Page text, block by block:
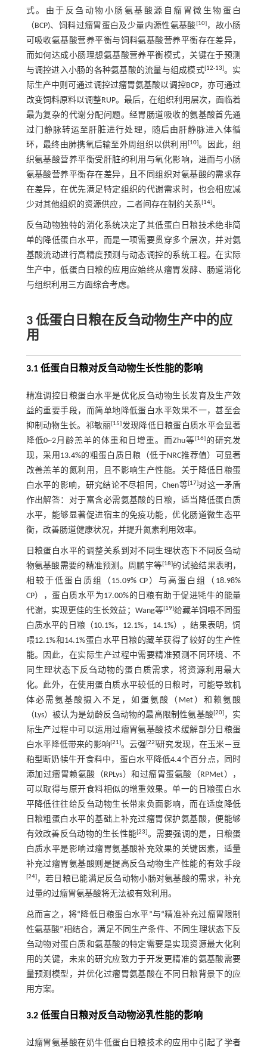
式。由于反刍动物小肠氨基酸源自瘤胃微生物蛋白
（BCP)、饲料过瘤胃蛋白及少量内源性氨基酸[10]，故小肠
可吸收氨基酸营养平衡与饲料氨基酸营养平衡存在差异，
而如何达成小肠理想氨基酸营养平衡模式，关键在于预测
与调控进入小肠的各种氨基酸的流量与组成模式[12-13]。实
际生产中则可通过调控过瘤胃氨基酸以调控BCP，亦可通过
改变饲料原料以调整RUP。最后，在组织利用层次，面临着
最为复杂的代谢分配问题。经胃肠道吸收的氨基酸首先通
过门静脉转运至肝脏进行处理，随后由肝静脉进入体循
环，最终由肺携氧后输至外周组织以供利用 [10]。因此，组
织氨基酸营养平衡受肝脏的利用与氧化影响，进而与小肠
氨基酸营养平衡存在差异，且不同组织对氨基酸的需求存
在差异，在优先满足特定组织的代谢需求时，也会相应减
少对其他组织的资源供应，二者间存在制约关系[14]。
反刍动物独特的消化系统决定了其低蛋白日粮技术绝非简
单的降低蛋白水平，而是一项需要贯穿多个层次，并对氨
基酸流动进行高精度预测与动态调控的系统工程。在实际
生产中，低蛋白日粮的应用应始终从瘤胃发酵、肠道消化
与组织利用三方面综合考虑。
3 低蛋白日粮在反刍动物生产中的应
用
3.1 低蛋白日粮对反刍动物生长性能的影响
精准调控日粮蛋白水平是优化反刍动物生长发育及生产效
益的重要手段，而简单地降低蛋白水平效果不一，甚至会
抑制动物生长。祁敏丽[15]发现降低日粮蛋白质水平会显著
降低0~2月龄羔羊的体重和日增重。而Zhu等[16]的研究发
现，采用13.4%的粗蛋白质日粮（低于NRC推荐值）可显著
改善羔羊的氮利用，且不影响生产性能。关于降低日粮蛋
白水平的影响，研究结论不尽相同，Chen等[17]对这一矛盾
作出解答：对于富含必需氨基酸的日粮，适当降低蛋白质
水平，能够显著促进宿主的免疫功能，优化肠道微生态平
衡，改善肠道健康状况，并提升氮素利用效率。
日粮蛋白水平的调整关系到对不同生理状态下不同反刍动
物氨基酸需要的精准预测。周鹏宇等[18] 的试验结果表明，
相较于低蛋白质组（15.09% CP）与高蛋白组（18.98%
CP），蛋白质水平为17.00%的日粮有助于促进牦牛的能量
代谢，实现更佳的生长效益；Wang等[19]给藏羊饲喂不同蛋
白质水平的日粮（10.1%，12.1%，14.1%），结果表明，饲
喂12.1%和14.1%蛋白水平日粮的藏羊获得了较好的生产性
能。因此，在实际生产过程中需要精准预测不同环境、不
同生理状态下反刍动物的蛋白质需求，将资源利用最大
化。此外，在使用蛋白质水平较低的日粮时，可能导致机
体必需氨基酸摄入不足，如蛋氨酸（Met）和赖氨酸
（Lys）被认为是幼龄反刍动物的最高限制性氨基酸[20] ，实
际生产过程中可以运用过瘤胃氨基酸技术缓解部分日粮蛋
白水平降低带来的影响 [21]。云强[22]研究发现，在玉米－豆
粕型断奶犊牛开食料中，蛋白水平降低4.4个百分点，同时
添加过瘤胃赖氨酸（RPLys）和过瘤胃蛋氨酸（RPMet），
可以取得与原开食料相似的增重效果。单一的日粮蛋白水
平降低往往给反刍动物生长带来负面影响，而在适度降低
日粮粗蛋白水平的基础上补充过瘤胃保护氨基酸，便能够
有效改善反刍动物的生长性能[23]。需要强调的是，日粮蛋
白质水平是影响过瘤胃氨基酸补充效果的关键因素，适量
补充过瘤胃氨基酸则是提高反刍动物生产性能的有效手段
[24]，若日粮已能满足反刍动物小肠对氨基酸的需求，补充
过量的过瘤胃氨基酸将无法被有效利用。
总而言之，将“降低日粮蛋白水平”与“精准补充过瘤胃限制
性氨基酸”相结合，满足不同生产条件、不同生理状态下反
刍动物对蛋白质和氨基酸的特定需要是实现资源最大化利
用的关键，未来的研究应致力于开发更精准的氨基酸需要
量预测模型，并优化过瘤胃氨基酸在不同日粮背景下的应
用方案。
3.2 低蛋白日粮对反刍动物泌乳性能的影响
过瘤胃氨基酸在奶牛低蛋白日粮技术的应用中引起了学者